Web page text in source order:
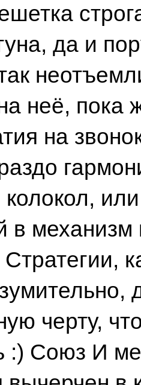
да и
неё, пока
на
в
черту,
:) Союз И